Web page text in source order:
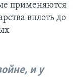
применяются
вплоть до
и у